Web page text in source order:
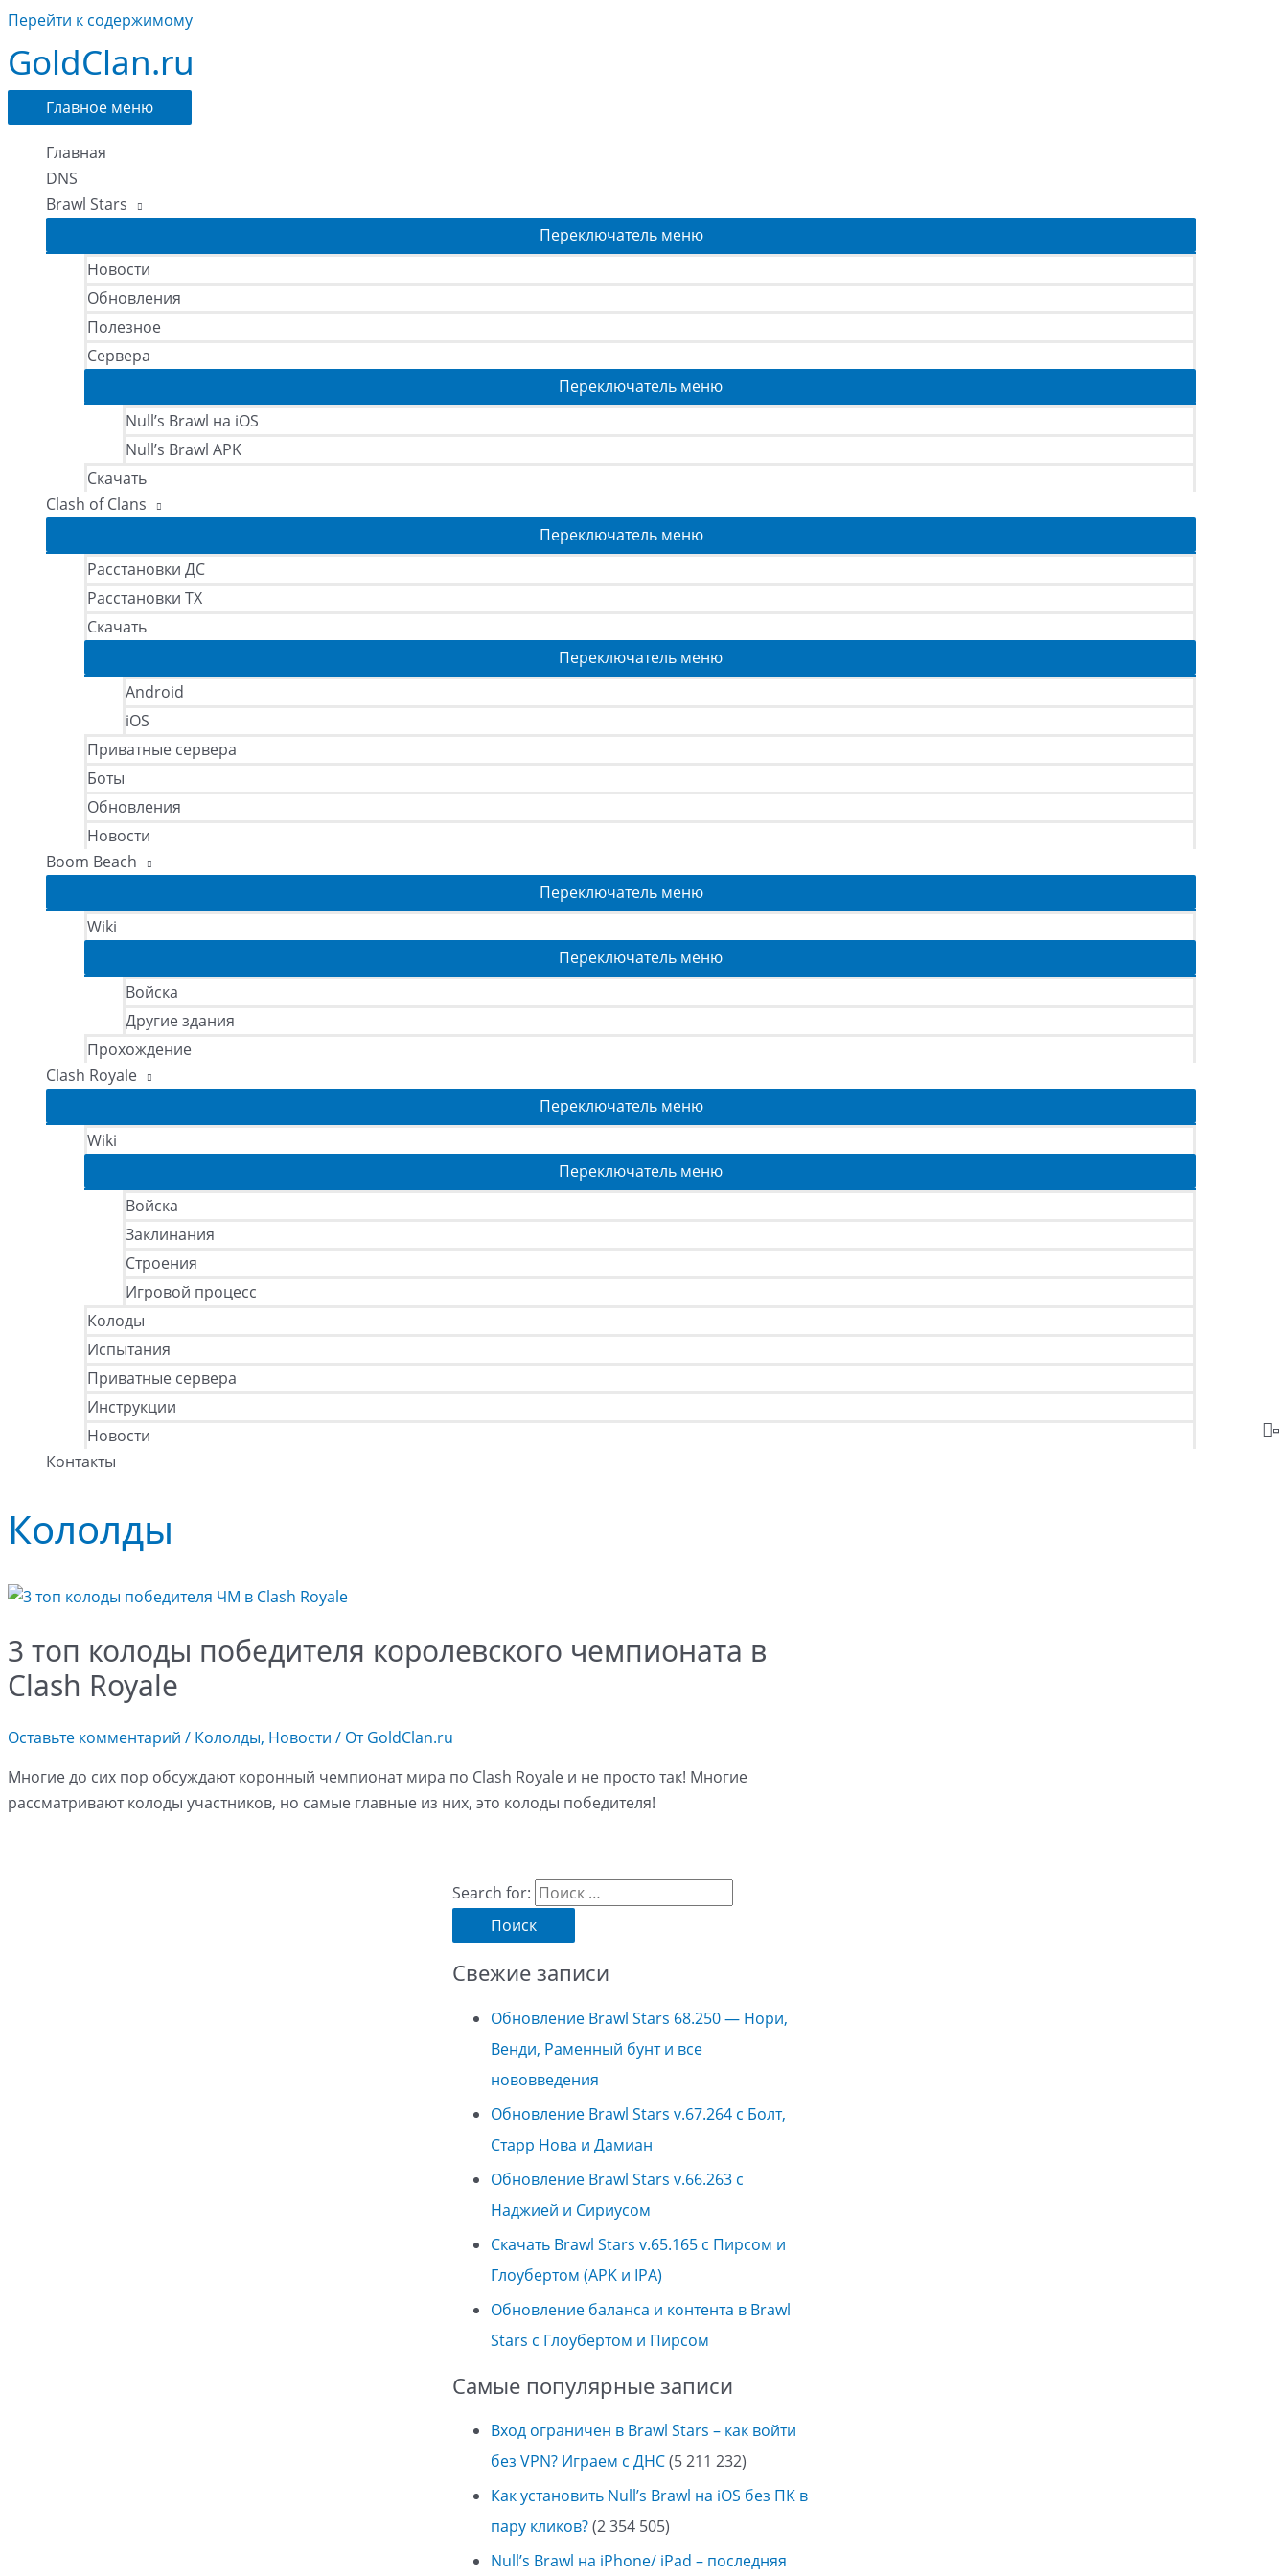
Перейти к содержимому
GoldClan.ru
Главное меню
Главная
DNS
Brawl Stars
Переключатель меню
Новости
Обновления
Полезное
Сервера
Переключатель меню
Null’s Brawl на iOS
Null’s Brawl APK
Скачать
Clash of Clans
Переключатель меню
Расстановки ДС
Расстановки ТХ
Скачать
Переключатель меню
Android
iOS
Приватные сервера
Боты
Обновления
Новости
Boom Beach
Переключатель меню
Wiki
Переключатель меню
Войска
Другие здания
Прохождение
Clash Royale
Переключатель меню
Wiki
Переключатель меню
Войска
Заклинания
Строения
Игровой процесс
Колоды
Испытания
Приватные сервера
Инструкции
Новости
Контакты
Кололды
3 топ колоды победителя королевского чемпионата в
Clash Royale
Оставьте комментарий / Кололды, Новости / От GoldClan.ru
Многие до сих пор обсуждают коронный чемпионат мира по Clash Royale и не просто так! Многие
рассматривают колоды участников, но самые главные из них, это колоды победителя!
Search for:
Свежие записи
Обновление Brawl Stars 68.250 — Нори,
Венди, Раменный бунт и все
нововведения
Обновление Brawl Stars v.67.264 с Болт,
Старр Нова и Дамиан
Обновление Brawl Stars v.66.263 с
Наджией и Сириусом
Скачать Brawl Stars v.65.165 с Пирсом и
Глоубертом (APK и IPA)
Обновление баланса и контента в Brawl
Stars с Глоубертом и Пирсом
Самые популярные записи
Вход ограничен в Brawl Stars – как войти
без VPN? Играем с ДНС(5 211 232)
Как установить Null’s Brawl на iOS без ПК в
пару кликов?(2 354 505)
Null’s Brawl на iPhone/ iPad – последняя